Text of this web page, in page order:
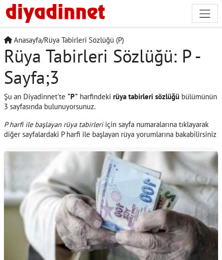
Anasayfa/Rüya Tabirleri Sözlüğü (P)
Rüya Tabirleri Sözlüğü: P -
Sayfa;3
Şu an Diyadinnet'te "P" harfindeki rüya tabirleri sözlüğü bülümünün
3 sayfasında bulunuyorsunuz.
P harfi ile başlayan rüya tabirleriiçin sayfa numaralarına tıklayarak
diğer sayfalardaki P harfi ile başlayan rüya yorumlarına bakabilirsiniz